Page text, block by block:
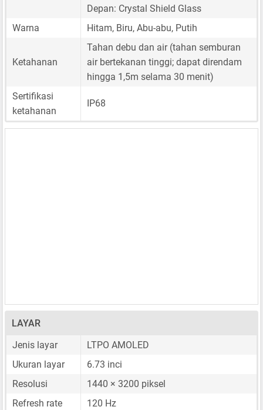
Depan: Crystal Shield Glass
Warna
Hitam, Biru, Abu-abu, Putih
Ketahanan
Tahan debu dan air (tahan semburan
air bertekanan tinggi; dapat direndam
hingga 1,5m selama 30 menit)
Sertifikasi
ketahanan
IP68
LAYAR
Jenis layar
LTPO AMOLED
Ukuran layar
6.73 inci
Resolusi
1440 × 3200 piksel
Refresh rate
120 Hz